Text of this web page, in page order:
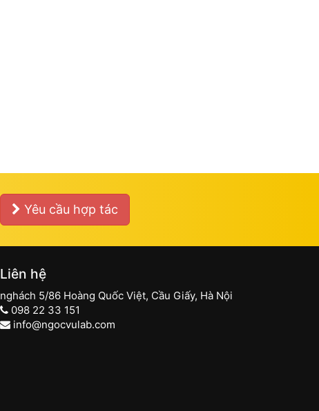
Yêu cầu hợp tác
Liên hệ
nghách 5/86 Hoàng Quốc Việt, Cầu Giấy, Hà Nội
098 22 33 151
info@ngocvulab.com